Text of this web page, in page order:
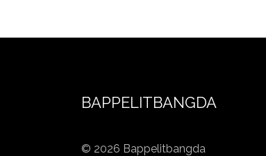
BAPPELITBANGDA
© 2026 Bappelitbangda